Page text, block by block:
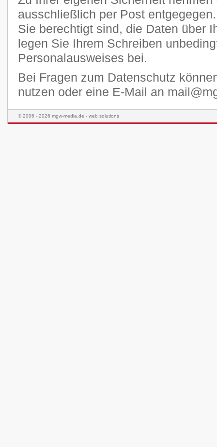
ausschließlich per Post
Sie berechtigt sind, die Daten über
legen Sie Ihrem Schreiben
Personalausweises bei.
Bei Fragen zum Datenschutz
nutzen oder eine E-Mail an
© 2006 - 2026 mgw-media.de - web solutions